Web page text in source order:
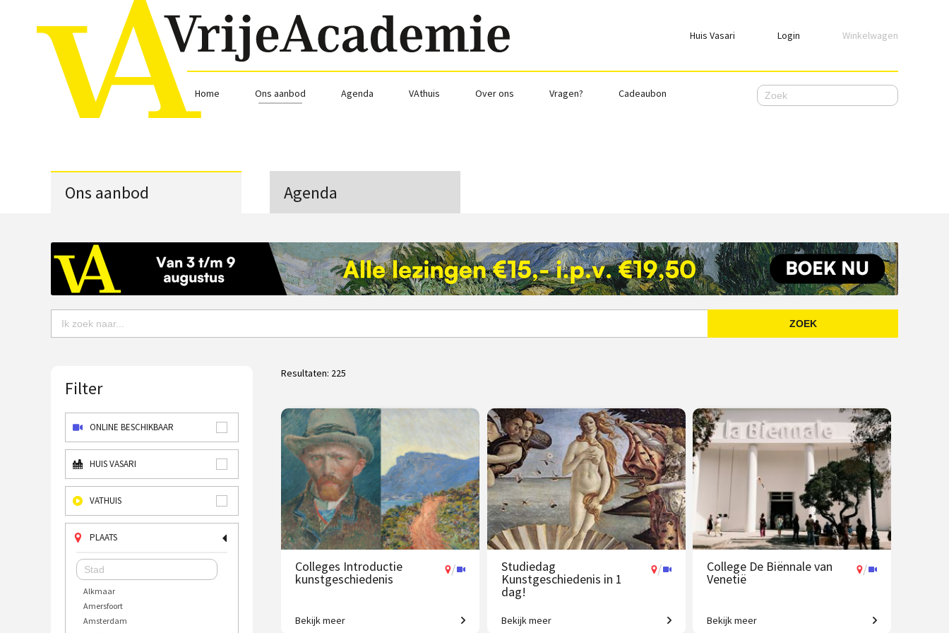
Huis Vasari Login
Login
Emailadres
Nog geen account, meld jehier aan.
Winkelwagen
Home Ons aanbod Agenda VAthuis Over ons Vragen? Cadeaubon
Ons aanbod Agenda
ZOEK
Filter
ONLINE BESCHIKBAAR
HUIS VASARI
VATHUIS
PLAATS
Alkmaar
Amersfoort
Amsterdam
Resultaten: 225
Colleges Introductie
kunstgeschiedenis
/
2500 jaar westerse
Bekijk meer
Studiedag
Kunstgeschiedenis in 1
dag!
/
Uitdagende expeditie van Grieken tot
Bekijk meer
College De Biënnale van
Venetië
/
Een geweldig aanbod aan
Bekijk meer